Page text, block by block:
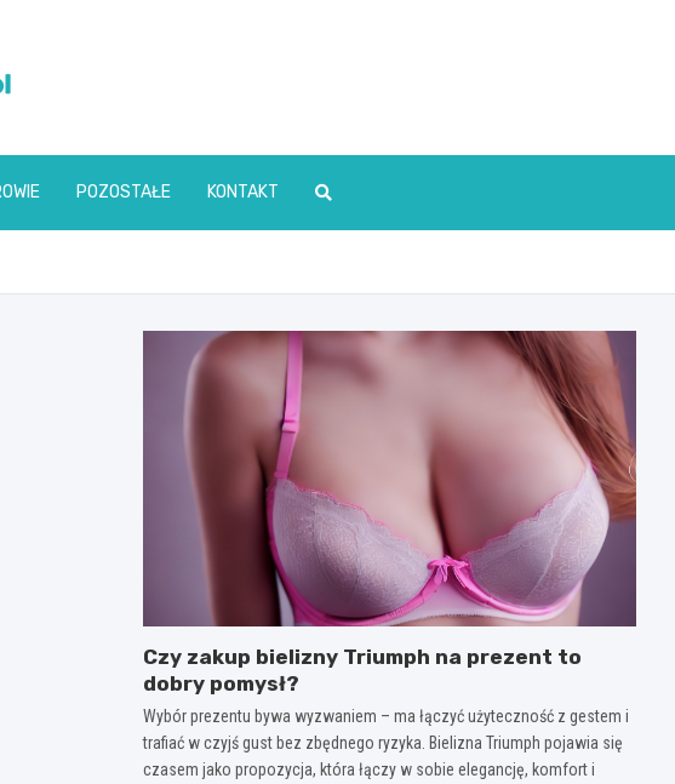
POZOSTAŁE KONTAKT
Czy zakup bielizny Triumph na prezent to
dobry pomysł?
Wybór prezentu bywa wyzwaniem – ma łączyć użyteczność z gestem i
trafiać w czyjś gust bez zbędnego ryzyka. Bielizna Triumph pojawia się
czasem jako propozycja, która łączy w sobie elegancję, komfort i